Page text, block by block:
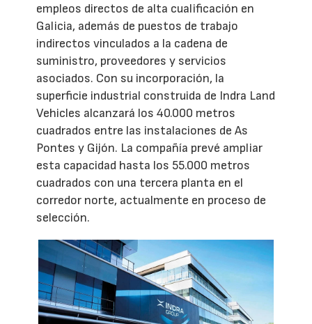
empleos directos de alta cualificación en
Galicia, además de puestos de trabajo
indirectos vinculados a la cadena de
suministro, proveedores y servicios
asociados. Con su incorporación, la
superficie industrial construida de Indra Land
Vehicles alcanzará los 40.000 metros
cuadrados entre las instalaciones de As
Pontes y Gijón. La compañía prevé ampliar
esta capacidad hasta los 55.000 metros
cuadrados con una tercera planta en el
corredor norte, actualmente en proceso de
selección.